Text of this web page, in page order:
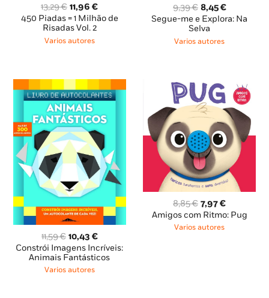
13,29€ O
preço
original
era:
11,96€O
preço
450 Piadas = 1 Milhão de
Risadas Vol. 2
Varios autores
9,39€ O
preço
original
era:
8,45€O
preço
Segue-me e Explora: Na
Selva
Varios autores
11,59€ O
preço
original
era:
10,43 €O
preço
atual
Constrói Imagens Incríveis:
Animais Fantásticos
Varios autores
8,85€ O
preço
original
7,97€O
preço
Amigos com Ritmo: Pug
Varios autores